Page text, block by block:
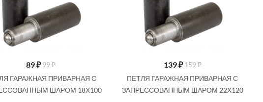
89₽99 ₽
ГАРАЖНАЯ ПРИВАРНАЯ С
ШАРОМ 18Х100
139₽159 ₽
ПЕТЛЯ ГАРАЖНАЯ ПРИВАРНАЯ С
ЗАПРЕССОВАННЫМ ШАРОМ 22Х120